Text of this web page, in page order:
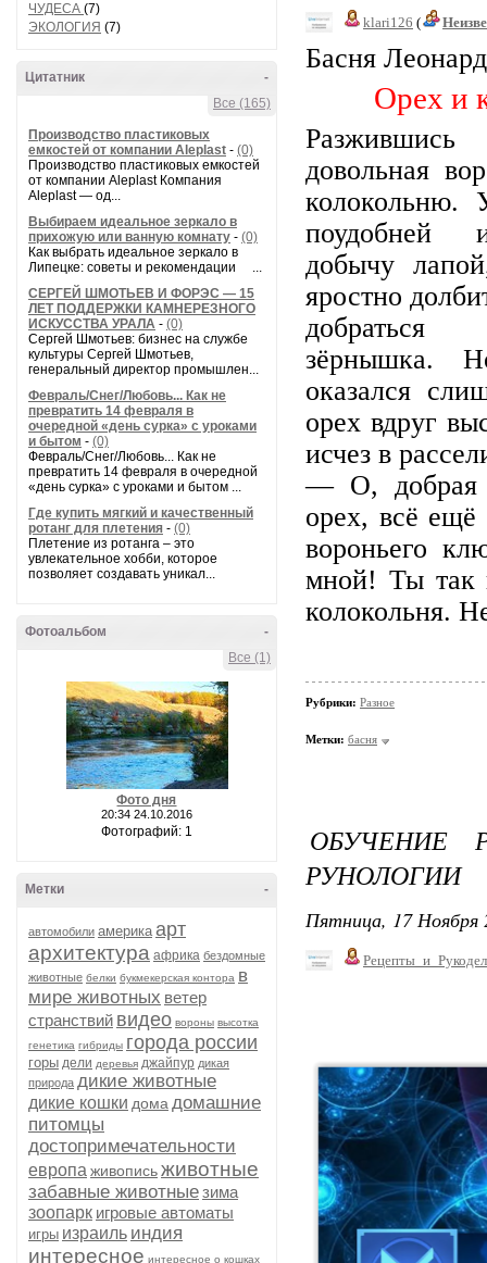
ЧУДЕСА (7)
ЭКОЛОГИЯ (7)
-
Цитатник
Все (165)
Производство пластиковых
емкостей от компании Aleplast - (0)
Производство пластиковых емкостей
от компании Aleplast Компания
Aleplast — од...
Выбираем идеальное зеркало в
прихожую или ванную комнату - (0)
Как выбрать идеальное зеркало в
Липецке: советы и рекомендации ...
СЕРГЕЙ ШМОТЬЕВ И ФОРЭС — 15
ЛЕТ ПОДДЕРЖКИ КАМНЕРЕЗНОГО
ИСКУССТВА УРАЛА - (0)
Сергей Шмотьев: бизнес на службе
культуры Сергей Шмотьев,
генеральный директор промышлен...
Февраль/Снег/Любовь... Как не
превратить 14 февраля в
очередной «день сурка» с уроками
и бытом - (0)
Февраль/Снег/Любовь... Как не
превратить 14 февраля в очередной
«день сурка» с уроками и бытом ...
Где купить мягкий и качественный
ротанг для плетения - (0)
Плетение из ротанга – это
увлекательное хобби, которое
позволяет создавать уникал...
-
Фотоальбом
Все (1)
Фото дня
20:34 24.10.2016
Фотографий: 1
-
Метки
автомобили америка арт
архитектура африка бездомные
животные белки букмекерская контора в
мире животных ветер
странствий видео вороны высотка
генетика гибриды города россии
горы дели деревья джайпур дикая
природа дикие животные
дикие кошки дома домашние
питомцы
достопримечательности
европа живописьживотные
забавные животныезима
зоопарк игровые автоматы
игры израиль индия
интересное интересное о кошках
klari126 (
Басня
Орех и
Разжившись
довольная
колокольню.
поудобней
добычу
яростно
зёрнышка.
оказался
орех вдруг
исчез в
— О, добрая
орех, всё
вороньего
мной! Ты так
колокольня.
Рубрики: Разное
Метки: басня
ОБУЧЕНИЕ
РУНОЛОГИИ
Пятница, 17 Ноября